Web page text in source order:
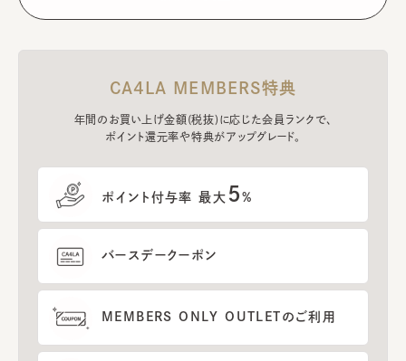
CA4LA MEMBERS特典
年間のお買い上げ金額(税抜)に応じた会員ランクで、
ポイント還元率や特典がアップグレード。
ポイント付与率 最大 5%
バースデークーポン
MEMBERS ONLY OUTLETのご利用